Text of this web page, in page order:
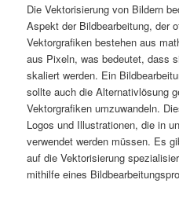
Die Vektorisierung von Bildern
Aspekt der Bildbearbeitung, der
Vektorgrafiken bestehen aus
aus Pixeln, was bedeutet, dass
skaliert werden. Ein
sollte auch die Alternativlösung
Vektorgrafiken umzuwandeln.
Logos und Illustrationen, die in
verwendet werden müssen. Es
auf die Vektorisierung
mithilfe eines